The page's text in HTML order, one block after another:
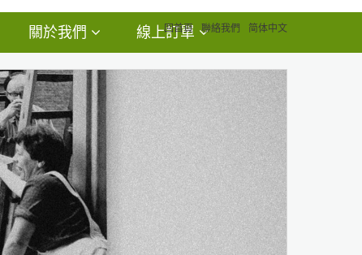
回首頁 聯絡我們 简体中文
關於我們 線上訂單